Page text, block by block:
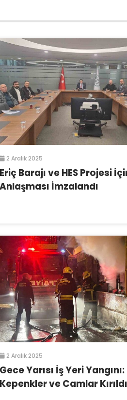
2 Aralık 2025
Eriç Barajı ve HES Projesi
Anlaşması İmzalandı
2 Aralık 2025
Gece Yarısı İş Yeri Yangını:
Kepenkler ve Camlar Kırıldı